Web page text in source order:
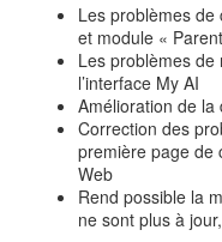
Les problèmes de
et module «
Les problèmes
l’interface My AI
Amélioration de
Correction des
première page de
Web
Rend possible la
ne sont plus à